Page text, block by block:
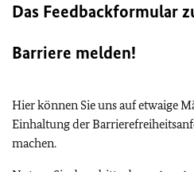
Das Feedbackformular
Barriere melden!
Hier können Sie uns auf etwaige
Einhaltung der
machen.